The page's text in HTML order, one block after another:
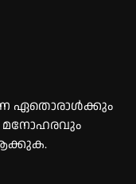
ഏതൊരാൾക്കും
മനോഹരവും